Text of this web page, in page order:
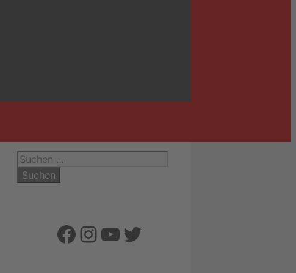
Suchen
nach:
Facebook
Instagram
YouTube
Twitter